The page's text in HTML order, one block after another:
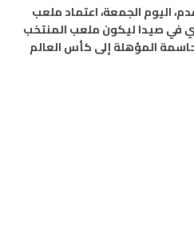
اليوم الجمعة، اعتماد ملعب
في صيدا ليكون ملعب المنتخب
المؤهلة إلى كأس العالم